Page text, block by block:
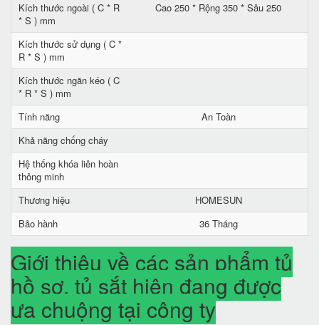
Kích thước ngoài ( C * R
* S ) mm
Cao 250 * Rộng 350 * Sâu 250
Kích thước sử dụng ( C *
R * S ) mm
Kích thước ngăn kéo ( C
* R * S ) mm
Tính năng
An Toàn
Khả năng chống cháy
Hệ thống khóa liên hoàn
thông minh
Thương hiệu
HOMESUN
Bảo hành
36 Tháng
Giới thiệu về các sản phẩm tủ
hồ sơ, tủ sắt hiện đang được
ưa chuộng tại công ty